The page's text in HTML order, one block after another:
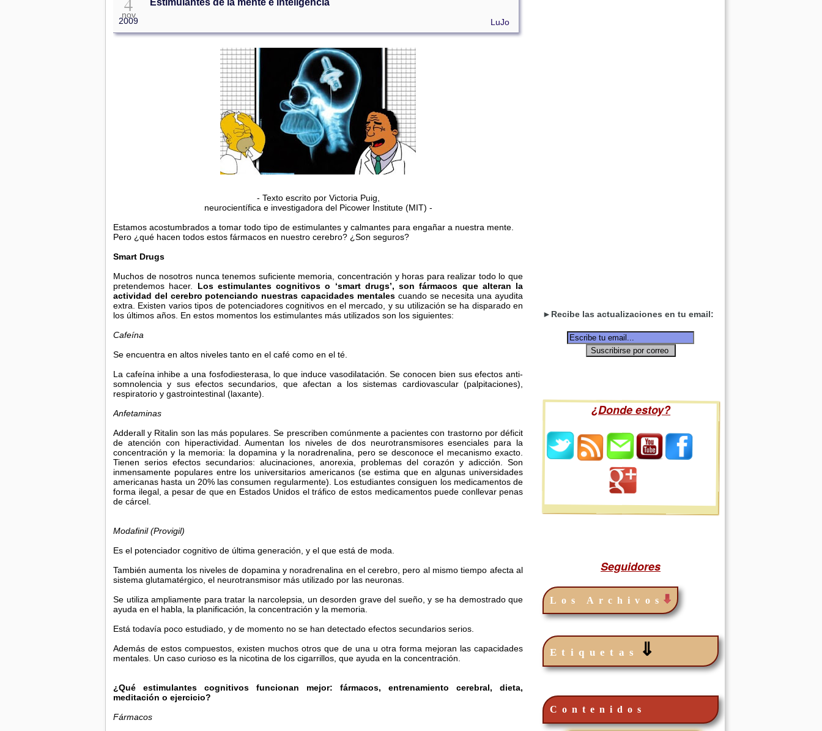
nov
2009
Estimulantes de la mente e inteligencia
LuJo
- Texto escrito por Victoria Puig,
neurocientífica e investigadora del Picower Institute (MIT) -
Estamos acostumbrados a tomar todo tipo de estimulantes y calmantes para engañar a nuestra mente.
Pero ¿qué hacen todos estos fármacos en nuestro cerebro? ¿Son seguros?
Smart Drugs
Muchos de nosotros nunca tenemos suficiente memoria, concentración y horas para realizar todo lo que
pretendemos hacer. Los estimulantes cognitivos o ‘smart drugs’, son fármacos que alteran la
actividad del cerebro potenciando nuestras capacidades mentalescuando se necesita una ayudita
extra. Existen varios tipos de potenciadores cognitivos en el mercado, y su utilización se ha disparado en
los últimos años. En estos momentos los estimulantes más utilizados son los siguientes:
Cafeína
Se encuentra en altos niveles tanto en el café como en el té.
La cafeína inhibe a una fosfodiesterasa, lo que induce vasodilatación. Se conocen bien sus efectos anti-
somnolencia y sus efectos secundarios, que afectan a los sistemas cardiovascular (palpitaciones),
respiratorio y gastrointestinal (laxante).
Anfetaminas
Adderall y Ritalin son las más populares. Se prescriben comúnmente a pacientes con trastorno por déficit
de atención con hiperactividad. Aumentan los niveles de dos neurotransmisores esenciales para la
concentración y la memoria: la dopamina y la noradrenalina, pero se desconoce el mecanismo exacto.
Tienen serios efectos secundarios: alucinaciones, anorexia, problemas del corazón y adicción. Son
inmensamente populares entre los universitarios americanos (se estima que en algunas universidades
americanas hasta un 20% las consumen regularmente). Los estudiantes consiguen los medicamentos de
forma ilegal, a pesar de que en Estados Unidos el tráfico de estos medicamentos puede conllevar penas
de cárcel.
Modafinil (Provigil)
Es el potenciador cognitivo de última generación, y el que está de moda.
También aumenta los niveles de dopamina y noradrenalina en el cerebro, pero al mismo tiempo afecta al
sistema glutamatérgico, el neurotransmisor más utilizado por las neuronas.
Se utiliza ampliamente para tratar la narcolepsia, un desorden grave del sueño, y se ha demostrado que
ayuda en el habla, la planificación, la concentración y la memoria.
Está todavía poco estudiado, y de momento no se han detectado efectos secundarios serios.
Además de estos compuestos, existen muchos otros que de una u otra forma mejoran las capacidades
mentales. Un caso curioso es la nicotina de los cigarrillos, que ayuda en la concentración.
¿Qué estimulantes cognitivos funcionan mejor: fármacos, entrenamiento cerebral, dieta,
meditación o ejercicio?
Fármacos
►Recibe las actualizaciones en tu email:
¿Donde estoy?
Seguidores
Los Archivos
Etiquetas ⇓
Contenidos